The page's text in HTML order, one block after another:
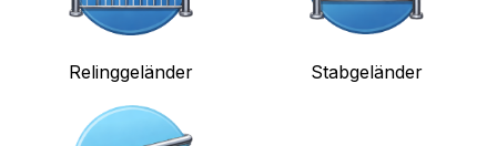
Relinggeländer Stabgeländer